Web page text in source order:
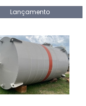
Lançamento